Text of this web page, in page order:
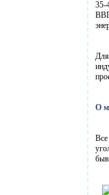
35-
Для
О
Все